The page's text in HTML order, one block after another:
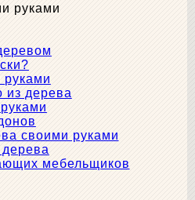
руками
из дерева
своими руками
мебельщиков